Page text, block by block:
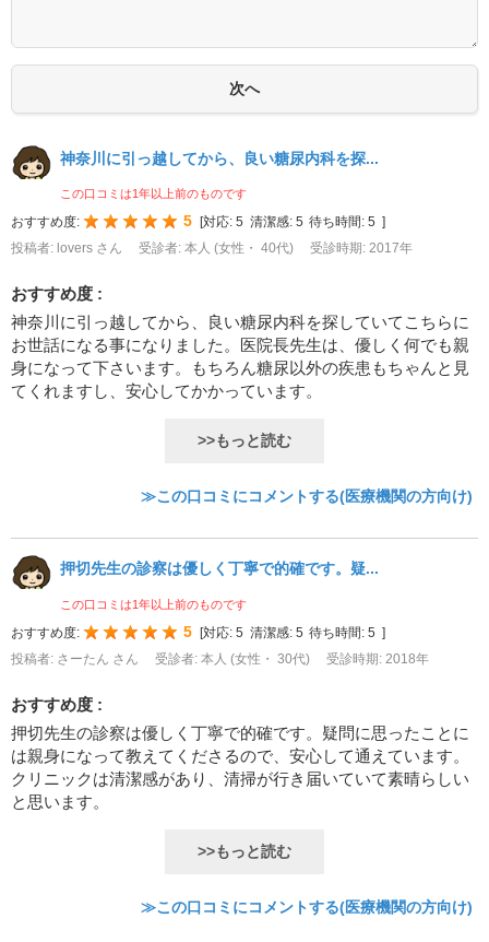
神奈川に引っ越してから、良い糖尿内科を探...
この口コミは1年以上前のものです
おすすめ度: 5 対応: 5 清潔感: 5 待ち時間: 5
投稿者: lovers さん
受診者: 本人 (女性・ 40代) 受診時期: 2017年
おすすめ度 :
神奈川に引っ越してから、良い糖尿内科を探していてこちらに
お世話になる事になりました。医院長先生は、優しく何でも親
身になって下さいます。もちろん糖尿以外の疾患もちゃんと見
てくれますし、安心してかかっています。
>>もっと読む
≫この口コミにコメントする(医療機関の方向け)
押切先生の診察は優しく丁寧で的確です。疑...
この口コミは1年以上前のものです
おすすめ度: 5 [対応: 5 清潔感: 5 待ち時間: 5 ]
投稿者: さーたん さん
受診者: 本人 (女性・ 30代) 受診時期: 2018年
おすすめ度 :
押切先生の診察は優しく丁寧で的確です。疑問に思ったことに
は親身になって教えてくださるので、安心して通えています。
クリニックは清潔感があり、清掃が行き届いていて素晴らしい
と思います。
>>もっと読む
≫この口コミにコメントする(医療機関の方向け)